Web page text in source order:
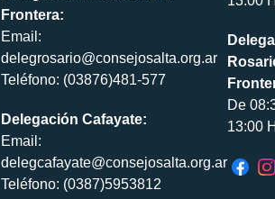
Frontera:
Email:
delegrosario@consejosalta.org.ar
Teléfono: (03876)481-577
Delegación Cafayate:
Email:
delegcafayate@consejosalta.org.ar
Teléfono: (0387)5953812
De
13:00